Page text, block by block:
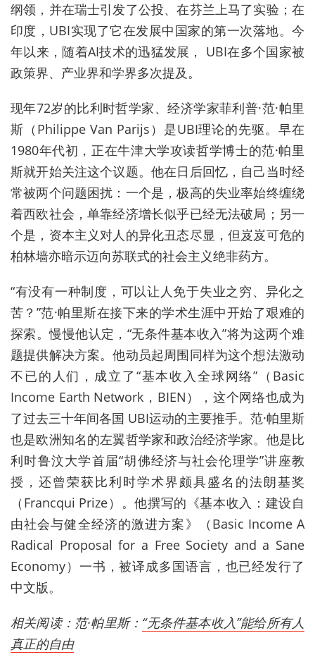
纲领，并在瑞士引发了公投、在芬兰上马了实验；在
印度， UBI实现了它在发展中国家的第一次落地。今
年以来，随着AI技术的迅猛发展， UBI在多个国家被
政策界、产业界和学界多次提及。
现年72岁的比利时哲学家、经济学家菲利普·范·帕里
斯（ Philippe Van Parijs ）是UBI理论的先驱。早在
1980年代初，正在牛津大学攻读哲学博士的范·帕里
斯就开始关注这个议题。他在日后回忆，自己当时经
常被两个问题困扰：一个是，极高的失业率始终缠绕
着西欧社会，单靠经济增长似乎已经无法破局；另一
个是，资本主义对人的异化丑态尽显，但岌岌可危的
柏林墙亦暗示迈向苏联式的社会主义绝非药方。
“有没有一种制度，可以让人免于失业之穷、异化之
苦？ ”范·帕里斯在接下来的学术生涯中开始了艰难的
探索。慢慢他认定，“无条件基本收入”将为这两个难
题提供解决方案。他动员起周围同样为这个想法激动
不已的人们，成立了“基本收入全球网络” （ Basic
Income Earth Network ， BIEN ），这个网络也成为
了过去三十年间各国 UBI运动的主要推手。范·帕里斯
也是欧洲知名的左翼哲学家和政治经济学家。他是比
利时鲁汶大学首届“胡佛经济与社会伦理学”讲座教
授，还曾荣获比利时学术界颇具盛名的法朗基奖
（ Francqui Prize）。他撰写的《基本收入：建设自
由社会与健全经济的激进方案》（ Basic Income A
Radical Proposal for a Free Society and a Sane
Economy）一书，被译成多国语言，也已经发行了
中文版。
相关阅读：范·帕里斯： “无条件基本收入”能给所有人
真正的自由